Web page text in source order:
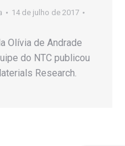
14 de julho de 2017
Olívia de Andrade
do NTC publicou
Research.